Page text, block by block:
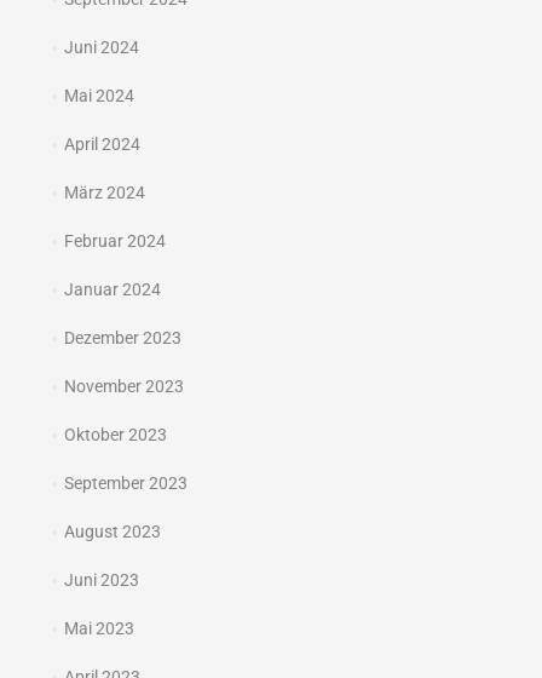
Juni 2024
Mai 2024
April 2024
März 2024
Februar 2024
Januar 2024
Dezember 2023
November 2023
Oktober 2023
September 2023
August 2023
Juni 2023
Mai 2023